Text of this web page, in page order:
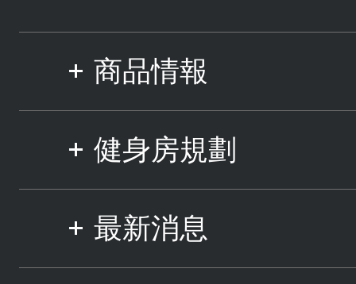
商品情報
健身房規劃
最新消息